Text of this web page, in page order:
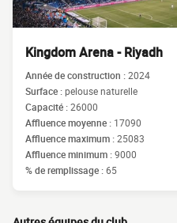
Kingdom Arena - Riyadh
Année de construction :2024
Surface :pelouse naturelle
Capacité :26000
Affluence moyenne : 17090
Affluence maximum :25083
Affluence minimum :9000
% de remplissage :65